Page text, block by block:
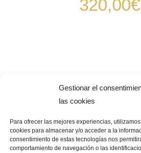
Gestionar el
las cookies
Para ofrecer las mejores experiencias,
cookies para almacenar y/o acceder a la
consentimiento de estas tecnologías nos
comportamiento de navegación o las
320,00€
Pago Seguro –¿Que